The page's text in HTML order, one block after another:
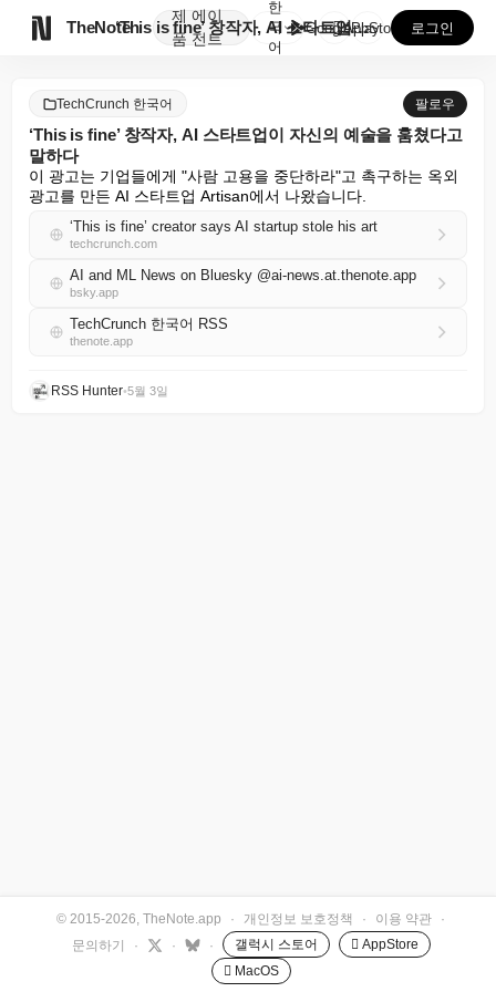
TheNote
제
품
에이
전트
‘This is fine’ 창작자, AI 스타트업이 자...
한
국
어
GooglePlay
AppStore 로그인
TechCrunch 한국어 팔로우
‘This is fine’ 창작자, AI 스타트업이 자신의 예술을 훔쳤다고
말하다
이 광고는 기업들에게 "사람 고용을 중단하라"고 촉구하는 옥외
광고를 만든 AI 스타트업 Artisan에서 나왔습니다.
‘This is fine’ creator says AI startup stole his art
techcrunch.com
AI and ML News on Bluesky @ai-news.at.thenote.app
bsky.app
TechCrunch 한국어 RSS
thenote.app
RSS Hunter•5월 3일
© 2015-2026, TheNote.app · 개인정보 보호정책 · 이용 약관
·
문의하기
· · · 갤럭시 스토어
 AppStore
 MacOS